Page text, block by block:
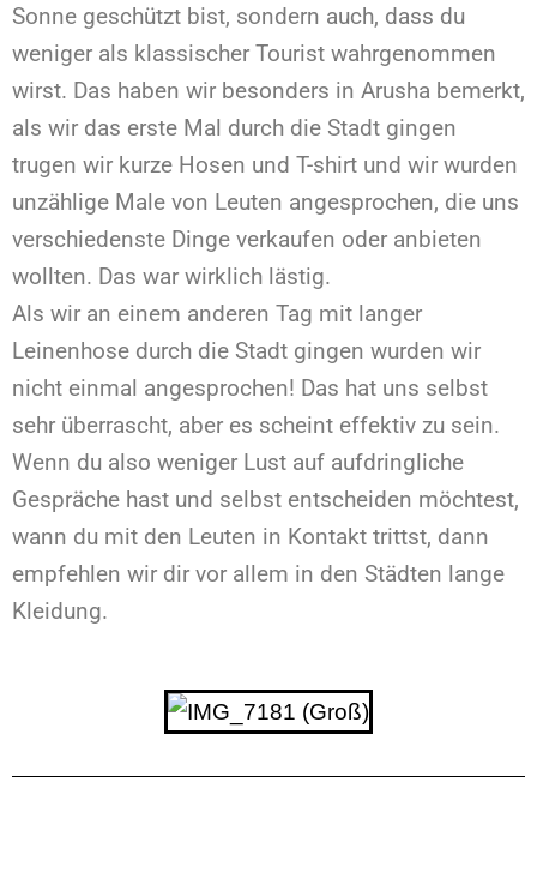
Sonne geschützt bist, sondern auch, dass du
weniger als klassischer Tourist wahrgenommen
wirst. Das haben wir besonders in Arusha bemerkt,
als wir das erste Mal durch die Stadt gingen
trugen wir kurze Hosen und T-shirt und wir wurden
unzählige Male von Leuten angesprochen, die uns
verschiedenste Dinge verkaufen oder anbieten
wollten. Das war wirklich lästig.
Als wir an einem anderen Tag mit langer
Leinenhose durch die Stadt gingen wurden wir
nicht einmal angesprochen! Das hat uns selbst
sehr überrascht, aber es scheint effektiv zu sein.
Wenn du also weniger Lust auf aufdringliche
Gespräche hast und selbst entscheiden möchtest,
wann du mit den Leuten in Kontakt trittst, dann
empfehlen wir dir vor allem in den Städten lange
Kleidung.